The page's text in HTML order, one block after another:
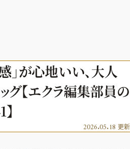
ア
ズ
」が心地いい、大人
グ【エクラ編集部員の
2026.05.18 更新